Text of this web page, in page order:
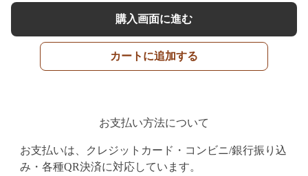
購入画面に進む
カートに追加する
お支払い方法について
お支払いは、クレジットカード・コンビニ/銀行振り込
み・各種QR決済に対応しています。